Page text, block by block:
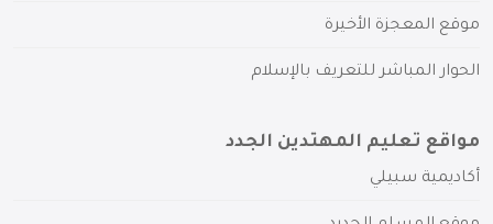
موقع المعجزة الأخيرة
الحوار المباشر للتعريف بالإسلام
مواقع تعليم المهتدين الجدد
أكاديمية سبيلي